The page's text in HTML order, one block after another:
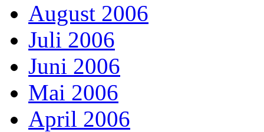
August 2006
Juli 2006
Juni 2006
Mai 2006
April 2006